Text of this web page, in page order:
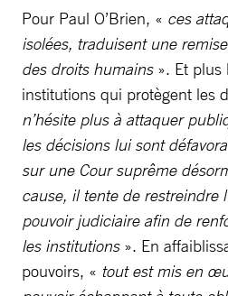
Pour Paul O’Brien, « ces
isolées, traduisent une
des droits humains ». Et plus
institutions qui protègent les
n’hésite plus à attaquer
les décisions lui sont
sur une Cour suprême
cause, il tente de restreindre
pouvoir judiciaire afin de
les institutions». En
pouvoirs, « tout est mis en